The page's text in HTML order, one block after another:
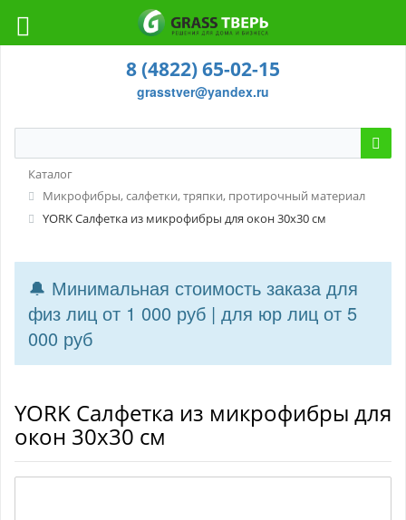
8 (4822) 65-02-15
grasstver@yandex.ru
Каталог
Микрофибры, салфетки, тряпки, протирочный материал
YORK Салфетка из микрофибры для окон 30х30 см
🔔 Минимальная стоимость заказа для
физ лиц от 1 000 руб | для юр лиц от 5
000 руб
YORK Салфетка из микрофибры для
окон 30х30 см